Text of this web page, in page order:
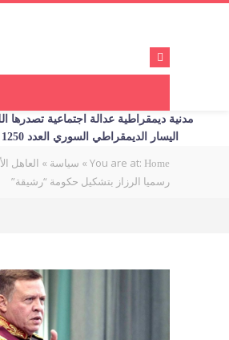
مدنية ديمقراطية عدالة اجتماعية تصدرها
اليسار الديمقراطي السوري العدد 1250 الأحد 09/01/2023
You are at: Home
» سياسة » العاهل
رسميا الرزاز بتشكيل حكومة “رشيقة”